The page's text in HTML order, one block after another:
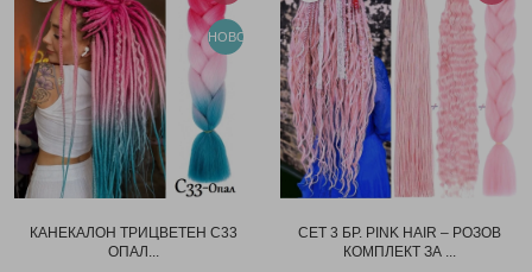
НОВО
КАНЕКАЛОН ТРИЦВЕТЕН C33
ОПАЛ...
СЕТ 3 БР. PINK HAIR – РОЗОВ
КОМПЛЕКТ ЗА ...